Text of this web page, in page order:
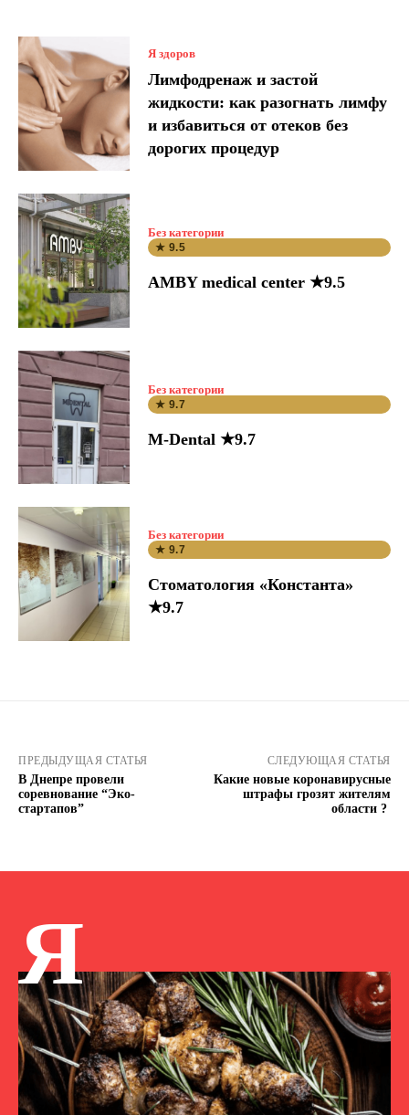
Я здоров
Лимфодренаж и застой
жидкости: как разогнать лимфу
и избавиться от отеков без
дорогих процедур
Без категории
★ 9.5
AMBY medical center ★9.5
Без категории
★ 9.7
M-Dental ★9.7
Без категории
★ 9.7
Стоматология «Константа»
★9.7
ПРЕДЫДУЩАЯ СТАТЬЯ
В Днепре провели
соревнование “Эко-
стартапов”
СЛЕДУЮЩАЯ СТАТЬЯ
Какие новые коронавирусные
штрафы грозят жителям
области ?
Я